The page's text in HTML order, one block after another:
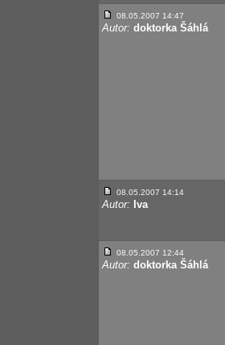
08.05.2007 14:47
Autor: doktorka Šáhlá
08.05.2007 14:14
Autor: Iva
08.05.2007 12:44
Autor: doktorka Šáhlá